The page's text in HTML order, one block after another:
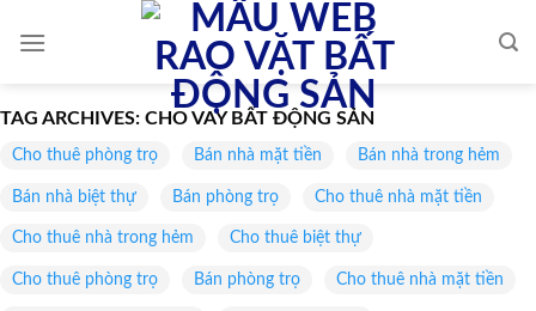
TAG ARCHIVES: CHO VAY BẤT ĐỘNG SẢN
Cho thuê phòng trọ Bán nhà mặt tiền Bán nhà trong hẻm
Bán nhà biệt thự Bán phòng trọ Cho thuê nhà mặt tiền
Cho thuê nhà trong hẻm Cho thuê biệt thự
Cho thuê phòng trọ Bán phòng trọ Cho thuê nhà mặt tiền